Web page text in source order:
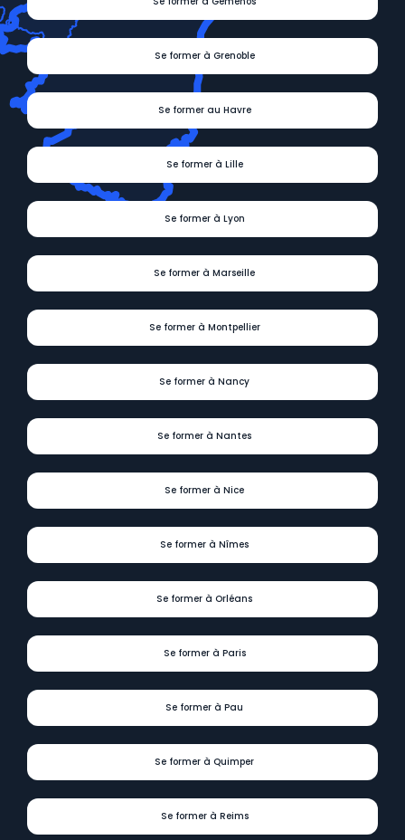
Se former à Grenoble
Se former au Havre
Se former à Lille
Se former à Lyon
Se former à Marseille
Se former à Montpellier
Se former à Nancy
Se former à Nantes
Se former à Nice
Se former à Nîmes
Se former à Orléans
Se former à Paris
Se former à Pau
Se former à Quimper
Se former à Reims